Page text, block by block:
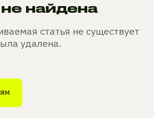
найдена
статья не существует
удалена.